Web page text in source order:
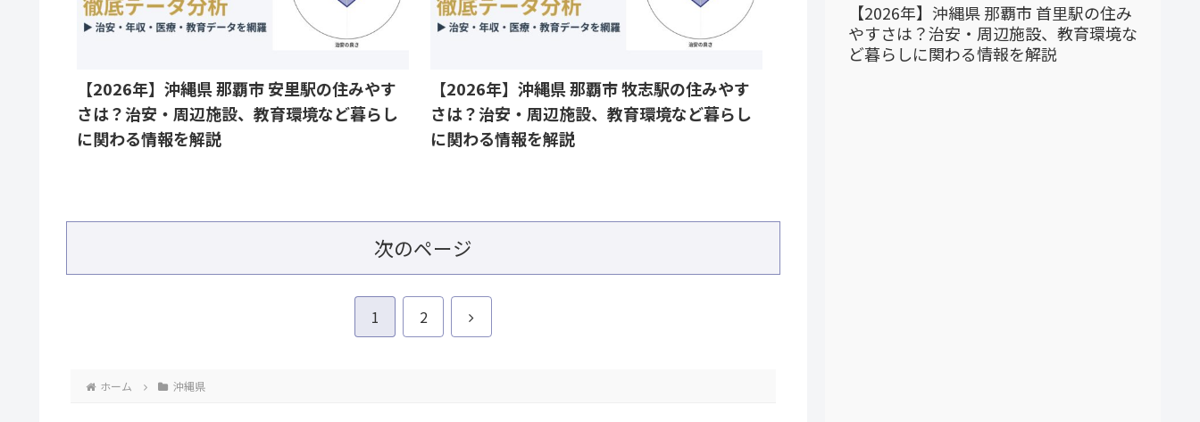
【2026年】沖縄県 那覇市 安里駅の住みやす
さは？治安・周辺施設、教育環境など暮らし
に関わる情報を解説
【2026年】沖縄県 那覇市 牧志駅の住みやす
さは？治安・周辺施設、教育環境など暮らし
に関わる情報を解説
次のページ
1 2
次
ホーム 沖縄県
【2026年】沖縄県 那覇市 首里駅の住み
やすさは？治安・周辺施設、教育環境な
ど暮らしに関わる情報を解説